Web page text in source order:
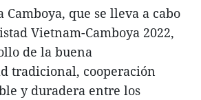
que se lleva a cabo
Vietnam-Camboya 2022,
de la buena
tradicional, cooperación
y duradera entre los